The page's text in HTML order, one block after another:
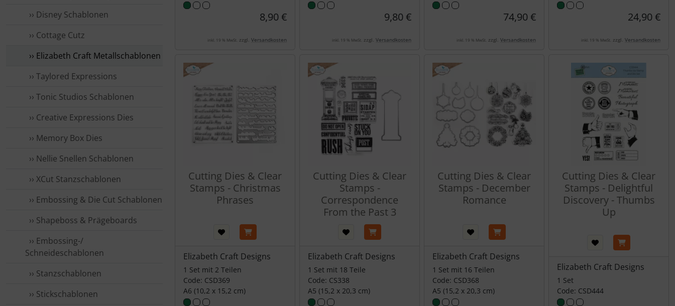
›› Disney Schablonen
›› Cottage Cutz
›› Elizabeth Craft Metallschablonen
›› Taylored Expressions
›› Tonic Studios Schablonen
›› Creative Expressions Dies
›› Memory Box Dies
›› Nellie Snellen Schablonen
›› XCut Stanzschablonen
›› Embossing & Die Cut Schablonen
›› Shapeboss & Prägeboards
›› Embossing-/
Schneideschablonen
›› Stanzschablonen
›› Stickschablonen
8,90 €
inkl. 19 % MwSt. zzgl. Versandkosten
9,80 €
inkl. 19 % MwSt. zzgl. Versandkosten
74,90 €
inkl. 19 % MwSt. zzgl. Versandkosten
24,90 €
inkl. 19 % MwSt. zzgl. Versandkosten
Cutting Dies & Clear
Stamps - Christmas
Phrases
Elizabeth Craft Designs
1 Set mit 2 Teilen
Code: CSD369
A6 (10,2 x 15,2 cm)
Cutting Dies & Clear
Stamps -
Correspondence
From the Past 3
Elizabeth Craft Designs
1 Set mit 18 Teile
Code: CS338
A5 (15,2 x 20,3 cm)
Cutting Dies & Clear
Stamps - December
Romance
Elizabeth Craft Designs
1 Set mit 16 Teilen
Code: CSD368
A5 (15,2 x 20,3 cm)
Cutting Dies & Clear
Stamps - Delightful
Discovery - Thumbs
Up
Elizabeth Craft Designs
1 Set
Code: CSD444